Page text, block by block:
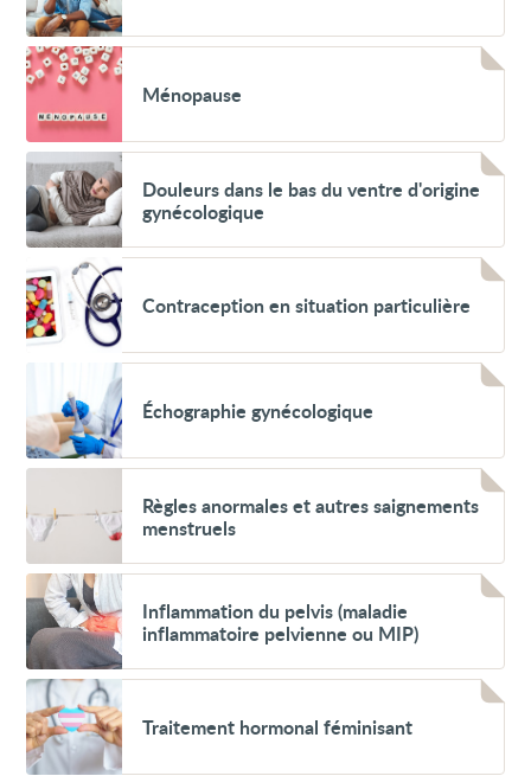
fertilité
Voir
Ménopause
Ménopause
Voir
Douleurs
dans
le
bas
ventre
d'origine
gynécologique
Douleurs dans le bas du ventre d'origine
gynécologique
Voir
Contraception
en
situation
particulière
Contraception en situation particulière
Échographie
gynécologique
Échographie gynécologique
anormales
et
saignements
menstruels
Règles anormales et autres saignements
menstruels
Voir
Inflammation
du
pelvis
(maladie
inflammatoire
pelvienne
ou
MIP)
Inflammation du pelvis (maladie
inflammatoire pelvienne ou MIP)
Voir
Traitement
hormonal
féminisant
Traitement hormonal féminisant